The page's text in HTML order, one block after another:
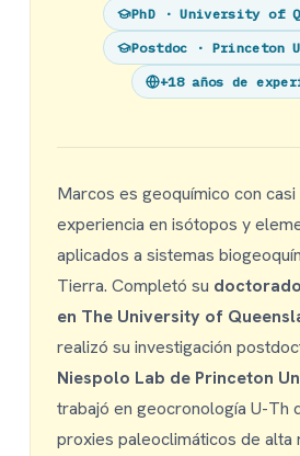
PhD · University of
Postdoc · Princeton
+18 años de
Marcos es geoquímico con
experiencia en isótopos y
aplicados a sistemas
Tierra. Completó su
en The University of
realizó su investigación
Niespolo Lab de Princeton
trabajó en geocronología U-Th
proxies paleoclimáticos de alta